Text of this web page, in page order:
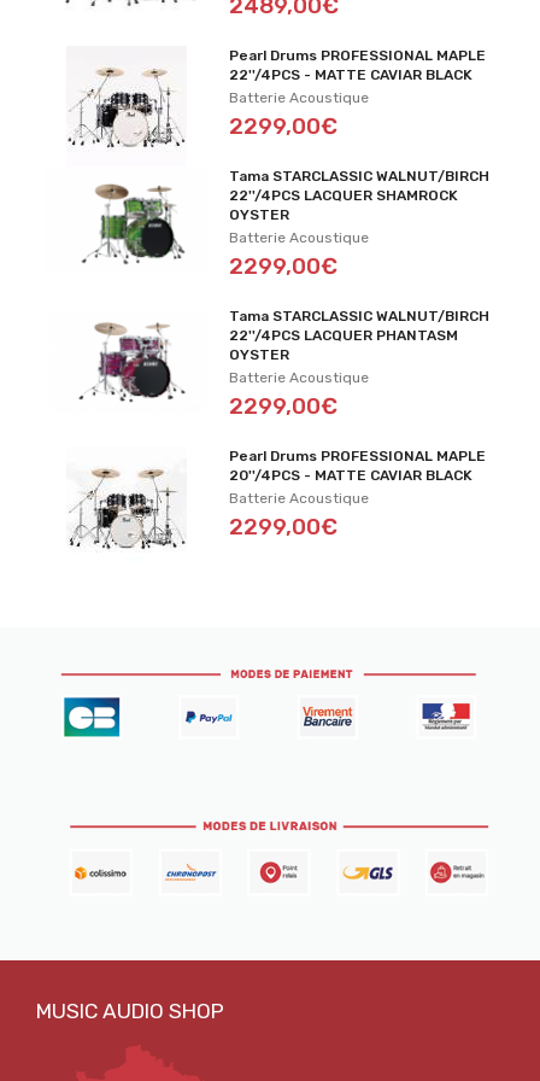
2489,00€
Pearl Drums PROFESSIONAL MAPLE
22''/4PCS - MATTE CAVIAR BLACK
Batterie Acoustique
2299,00€
Tama STARCLASSIC WALNUT/BIRCH
22''/4PCS LACQUER SHAMROCK
OYSTER
Batterie Acoustique
2299,00€
Tama STARCLASSIC WALNUT/BIRCH
22''/4PCS LACQUER PHANTASM
OYSTER
Batterie Acoustique
2299,00€
Pearl Drums PROFESSIONAL MAPLE
20''/4PCS - MATTE CAVIAR BLACK
Batterie Acoustique
2299,00€